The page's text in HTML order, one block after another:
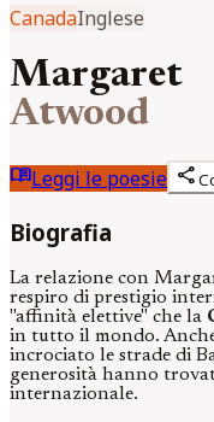
CanadaInglese
Margaret
Atwood
menu_bookLeggi le poesie share
Biografia
La relazione con
respiro di prestigio
"affinità elettive" che la
in tutto il mondo.
incrociato le strade di
generosità hanno
internazionale.